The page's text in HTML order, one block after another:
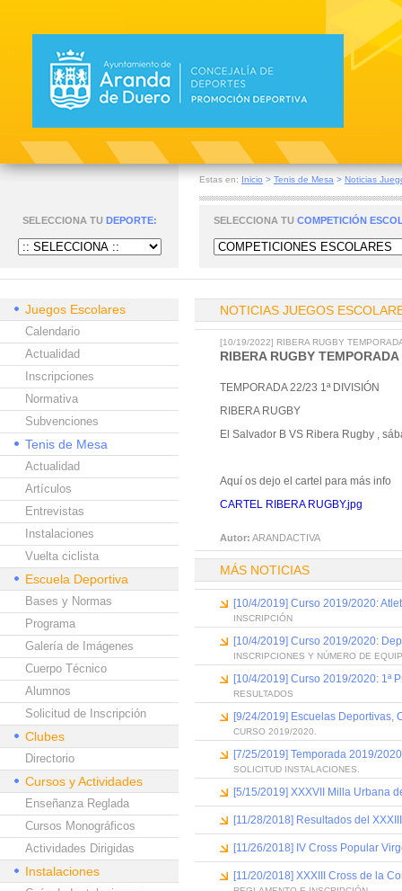
Estas en: Inicio > Tenis de Mesa > Noticias
SELECCIONA TU DEPORTE: SELECCIONA TU COMPETICIÓN
Juegos Escolares
Calendario
Actualidad
Inscripciones
Normativa
Subvenciones
Tenis de Mesa
Actualidad
Artículos
Entrevistas
Instalaciones
Vuelta ciclista
Escuela Deportiva
Bases y Normas
Programa
Galería de Imágenes
Cuerpo Técnico
Alumnos
Solicitud de Inscripción
Clubes
Directorio
Cursos y Actividades
Enseñanza Reglada
Cursos Monográficos
Actividades Dirigidas
Instalaciones
NOTICIAS JUEGOS
[10/19/2022] RIBERA RUGBY
RIBERA RUGBY
TEMPORADA 22/23 1ª DIVISIÓN
RIBERA RUGBY
El Salvador B VS Ribera Rugby ,
Aquí os dejo el cartel para más info
CARTEL RIBERA RUGBY.jpg
Autor: ARANDACTIVA
MÁS NOTICIAS
[10/4/2019] Curso 2019/2020:
INSCRIPCIÓN
[10/4/2019] Curso 2019/2020:
INSCRIPCIONES Y NÚMERO DE
[10/4/2019] Curso 2019/2020: 1ª
RESULTADOS
[9/24/2019] Escuelas Deportivas,
CURSO 2019/2020.
[7/25/2019] Temporada 2019/
SOLICITUD INSTALACIONES.
[5/15/2019] XXXVII Milla Urbana
[11/28/2018] Resultados del
[11/26/2018] IV Cross Popular
[11/20/2018] XXXIII Cross de la